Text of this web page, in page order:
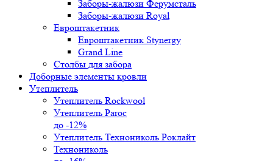
Заборы-жалюзи Ферумсталь
Заборы-жалюзи Royal
Евроштакетник
Евроштакетник Stynergy
Grand Line
Столбы для забора
Доборные элементы кровли
Утеплитель
Утеплитель Rockwool
Утеплитель Paroc
до -12%
Утеплитель Технониколь Роклайт
Технониколь